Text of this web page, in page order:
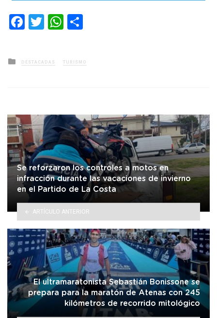
Facebook
TwitterWhatsApp
Posted
in
DESTACADAS TURISMO
Se reforzaron los controles a motos en
infracción durante las vacaciones de invierno
en el Partido de La Costa
ARTÍCULO ANTERIOR
El ultramaratonista Sebastián Bonissone se
prepara para la maratón de Atenas con 245
kilómetros de recorrido mitológico